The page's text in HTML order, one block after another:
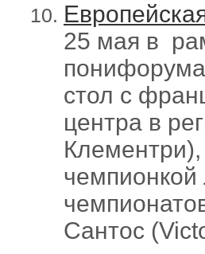
25 мая в
стол с
центра в
Сантос